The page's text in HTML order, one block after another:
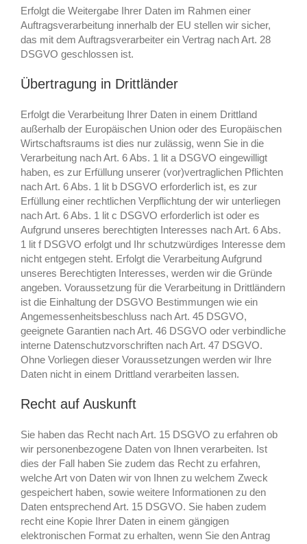
Erfolgt die Weitergabe Ihrer Daten im Rahmen einer
Auftragsverarbeitung innerhalb der EU stellen wir sicher,
das mit dem Auftragsverarbeiter ein Vertrag nach Art. 28
DSGVO geschlossen ist.
Übertragung in Drittländer
Erfolgt die Verarbeitung Ihrer Daten in einem Drittland
außerhalb der Europäischen Union oder des Europäischen
Wirtschaftsraums ist dies nur zulässig, wenn Sie in die
Verarbeitung nach Art. 6 Abs. 1 lit a DSGVO eingewilligt
haben, es zur Erfüllung unserer (vor)vertraglichen Pflichten
nach Art. 6 Abs. 1 lit b DSGVO erforderlich ist, es zur
Erfüllung einer rechtlichen Verpflichtung der wir unterliegen
nach Art. 6 Abs. 1 lit c DSGVO erforderlich ist oder es
Aufgrund unseres berechtigten Interesses nach Art. 6 Abs.
1 lit f DSGVO erfolgt und Ihr schutzwürdiges Interesse dem
nicht entgegen steht. Erfolgt die Verarbeitung Aufgrund
unseres Berechtigten Interesses, werden wir die Gründe
angeben. Voraussetzung für die Verarbeitung in Drittländern
ist die Einhaltung der DSGVO Bestimmungen wie ein
Angemessenheitsbeschluss nach Art. 45 DSGVO,
geeignete Garantien nach Art. 46 DSGVO oder verbindliche
interne Datenschutzvorschriften nach Art. 47 DSGVO.
Ohne Vorliegen dieser Voraussetzungen werden wir Ihre
Daten nicht in einem Drittland verarbeiten lassen.
Recht auf Auskunft
Sie haben das Recht nach Art. 15 DSGVO zu erfahren ob
wir personenbezogene Daten von Ihnen verarbeiten. Ist
dies der Fall haben Sie zudem das Recht zu erfahren,
welche Art von Daten wir von Ihnen zu welchem Zweck
gespeichert haben, sowie weitere Informationen zu den
Daten entsprechend Art. 15 DSGVO. Sie haben zudem
recht eine Kopie Ihrer Daten in einem gängigen
elektronischen Format zu erhalten, wenn Sie den Antrag